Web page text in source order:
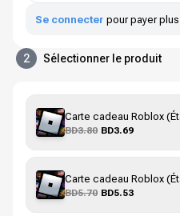
Se connecter pour payer
2 Sélectionner le produit
Carte cadeau Roblox
BD3.80 BD3.69
Carte cadeau Roblox
BD5.70 BD5.53